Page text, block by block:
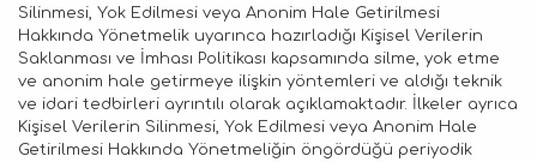
Silinmesi, Yok Edilmesi veya Anonim Hale Getirilmesi
Hakkında Yönetmelik uyarınca hazırladığı Kişisel Verilerin
Saklanması ve İmhası Politikası kapsamında silme, yok etme
ve anonim hale getirmeye ilişkin yöntemleri ve aldığı teknik
ve idari tedbirleri ayrıntılı olarak açıklamaktadır. İlkeler ayrıca
Kişisel Verilerin Silinmesi, Yok Edilmesi veya Anonim Hale
Getirilmesi Hakkında Yönetmeliğin öngördüğü periyodik